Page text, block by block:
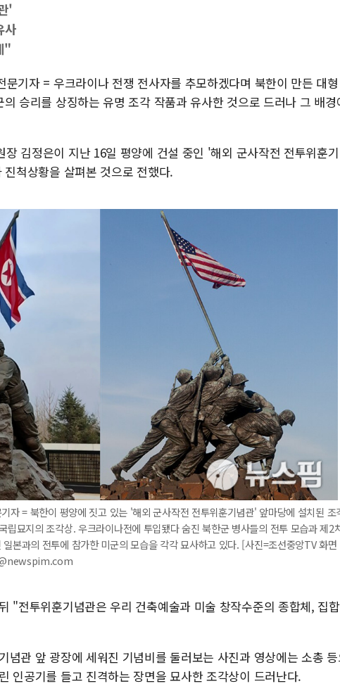
'
사
"
기자 = 우크라이나 전쟁 전사자를 추모하겠다며 북한이 만든 대
승리를 상징하는 유명 조각 작품과 유사한 것으로 드러나 그 배경
김정은이 지난 16일 평양에 건설 중인 '해외 군사작전 전투위훈
척상황을 살펴본 것으로 전했다.
자 = 북한이 평양에 짓고 있는 '해외 군사작전 전투위훈기념관' 앞마당에 설치된 조
립묘지의 조각상. 우크라이나전에 투입됐다 숨진 북한군 병사들의 전투 모습과 제2
본과의 전투에 참가한 미군의 모습을 각각 묘사하고 있다. [사진=조선중앙TV 화면
"전투위훈기념관은 우리 건축예술과 미술 창작수준의 종합체, 집
념관 앞 광장에 세워진 기념비를 둘러보는 사진과 영상에는 소총
인공기를 들고 진격하는 장면을 묘사한 조각상이 드러난다.